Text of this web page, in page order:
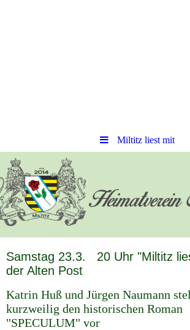
Miltitz liest mit
Samstag 23.3. 20 Uhr "Miltitz
der Alten Post
Katrin Huß und Jürgen Naumann
kurzweilig den historischen Roman
"SPECULUM" vor